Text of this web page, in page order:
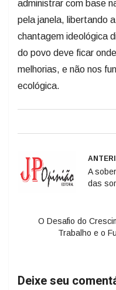
administrar com base
pela janela, libertando
chantagem ideológica
do povo deve ficar
melhorias, e não nos
ecológica.
A
das
O Desafio do
Trabalho e o
Deixe seu